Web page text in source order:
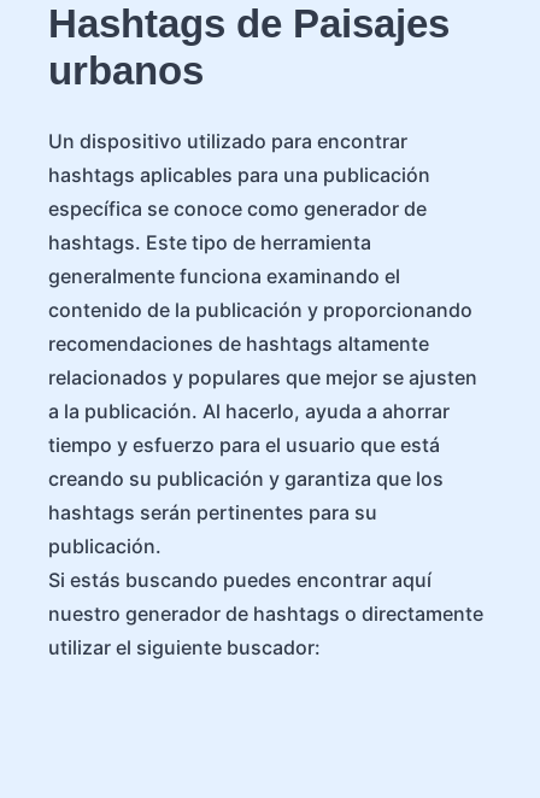
Hashtags de Paisajes
urbanos
Un dispositivo utilizado para encontrar
hashtags aplicables para una publicación
específica se conoce como generador de
hashtags. Este tipo de herramienta
generalmente funciona examinando el
contenido de la publicación y proporcionando
recomendaciones de hashtags altamente
relacionados y populares que mejor se ajusten
a la publicación. Al hacerlo, ayuda a ahorrar
tiempo y esfuerzo para el usuario que está
creando su publicación y garantiza que los
hashtags serán pertinentes para su
publicación.
Si estás buscando puedes encontrar aquí
nuestro generador de hashtags o directamente
utilizar el siguiente buscador: